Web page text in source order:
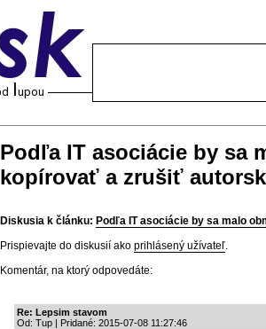
Podľa IT asociácie by sa
kopírovať a zrušiť
Diskusia k článku: Podľa IT asociácie by sa malo
Prispievajte do diskusií ako prihlásený užívateľ.
Komentár, na ktorý odpovedáte:
Re: Lepsim stavom
Od: Tup | Pridané: 2015-07-08 11:27:46